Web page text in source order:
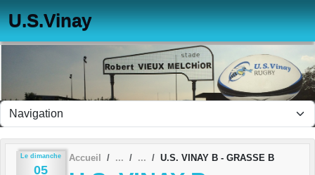
U.S.Vinay
Le dimanche
05
Accueil U.S. VINAY B - GRASSE B